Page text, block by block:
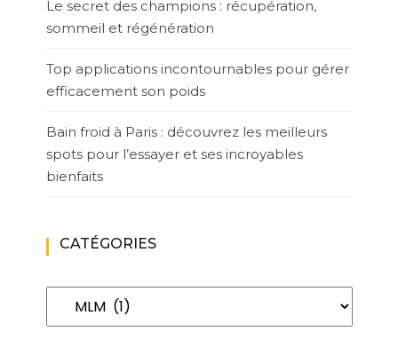
Le secret des champions : récupération,
sommeil et régénération
Top applications incontournables pour gérer
efficacement son poids
Bain froid à Paris : découvrez les meilleurs
spots pour l’essayer et ses incroyables
bienfaits
CATÉGORIES
Catégories